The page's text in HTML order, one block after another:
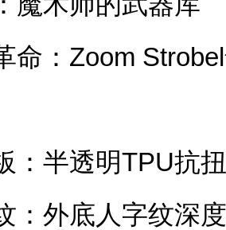
命：Zoom
：半透明TPU抗
：外底人字纹深